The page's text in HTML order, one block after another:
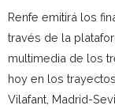
Renfe emitirá los
través de la
multimedia de los
hoy en los
Vilafant, Madrid-